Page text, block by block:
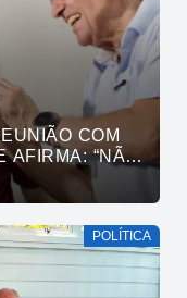
COM
AFIRMA: “NÃO
POLÍTICA